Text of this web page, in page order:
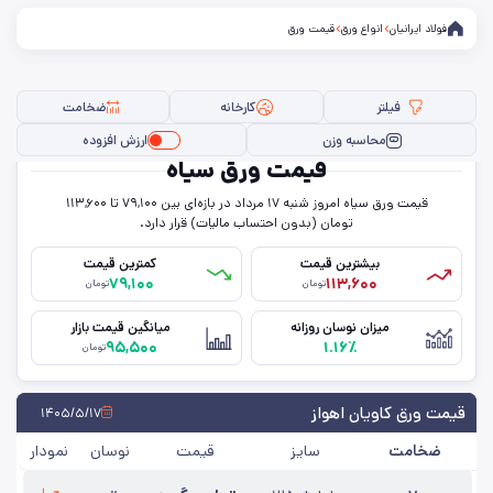
فولاد ایرانیان انواع ورق قیمت ورق
حالت
ضخامت
فیلتر کارخانه
ضخامت
محاسبه وزن
ارزش افزوده
قیمت ورق سیاه
قیمت ورق سیاه امروز شنبه ۱۷ مرداد در بازه‌ای بین ۷۹,۱۰۰ تا ۱۱۳,۶۰۰
تومان (بدون احتساب مالیات) قرار دارد.
بیشترین قیمت
۱۱۳,۶۰۰تومان
کمترین قیمت
۷۹,۱۰۰تومان
میزان نوسان روزانه
۱.۱۶٪
میانگین قیمت بازار
۹۵,۵۰۰تومان
قیمت ورق کاویان اهواز ۱۴۰۵/۵/۱۷
ضخامت سایز قیمت نوسان نمودار